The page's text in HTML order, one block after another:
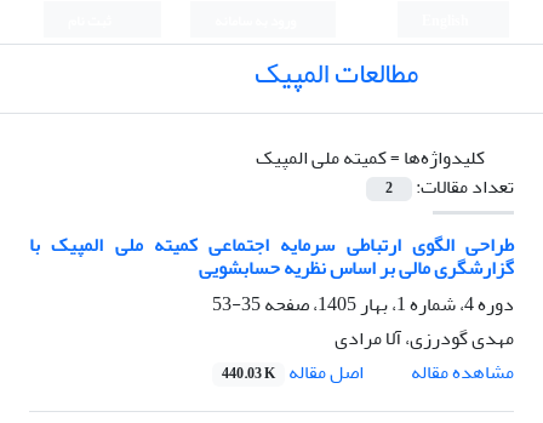
مطالعات المپیک
کلیدواژه‌ها =کمیته ملی المپیک
تعداد مقالات:
2
طراحی الگوی ارتباطی سرمایه اجتماعی کمیته ملی المپیک با
گزارشگری مالی بر اساس نظریه حساب­شویی
دوره 4، شماره 1، بهار 1405، صفحه
35-53
مهدی گودرزی، آلا مرادی
مشاهده مقاله
اصل مقاله 440.03 K